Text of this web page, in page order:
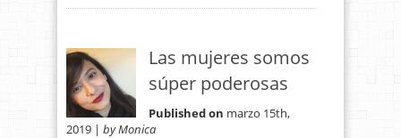
Las mujeres somos
súper poderosas
Published on marzo 15th,
2019 | by Monica